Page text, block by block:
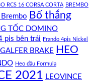
RCS 16 CORSA CORTA BREMBO
Bố thắng
TỐC DOMINO
pis bên trái Frando 4pis Nickel
GALFER BRAKE HEO
Heo dầu Formula
2021 LEOVINCE